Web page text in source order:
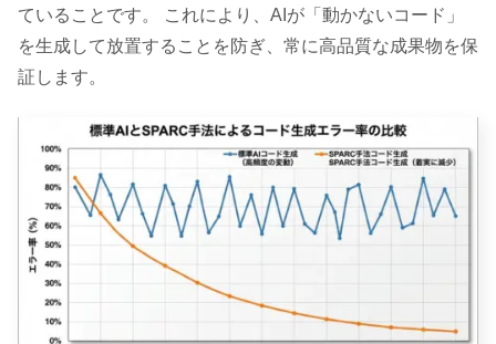
ていることです。 これにより、AIが「動かないコード」
を生成して放置することを防ぎ、常に高品質な成果物を保
証します。